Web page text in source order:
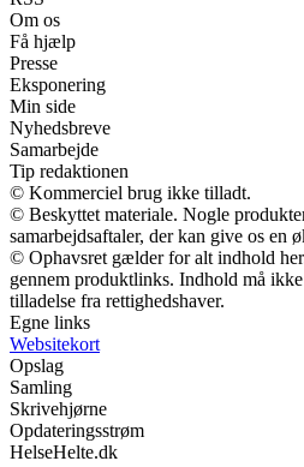
Om os
Få hjælp
Presse
Eksponering
Min side
Nyhedsbreve
Samarbejde
Tip redaktionen
© Kommerciel brug ikke tilladt.
© Beskyttet materiale. Nogle
samarbejdsaftaler, der kan give os en
© Ophavsret gælder for alt indhold
gennem produktlinks. Indhold må
tilladelse fra rettighedshaver.
Egne links
Websitekort
Opslag
Samling
Skrivehjørne
Opdateringsstrøm
HelseHelte.dk